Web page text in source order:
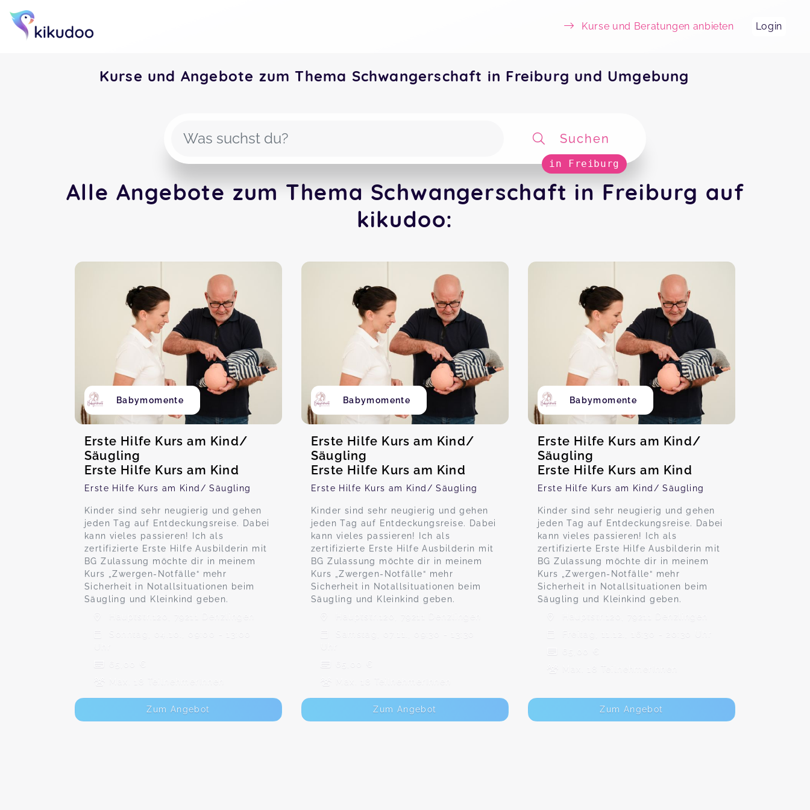
Kurse und Beratungen anbieten Login
Kurse und Angebote zum Thema Schwangerschaft in Freiburg und Umgebung
Suchen
in Freiburg
Alle Angebote zum Thema Schwangerschaft in Freiburg auf
kikudoo:
Babymomente
Erste Hilfe Kurs am Kind/
Säugling
Erste Hilfe Kurs am Kind
Erste Hilfe Kurs am Kind/ Säugling
Kinder sind sehr neugierig und gehen
jeden Tag auf Entdeckungsreise. Dabei
kann vieles passieren! Ich als
zertifizierte Erste Hilfe Ausbilderin mit
BG Zulassung möchte dir in meinem
Kurs „Zwergen-Notfälle“ mehr
Sicherheit in Notallsituationen beim
Säugling und Kleinkind geben.
Hauptstr.120, 79211 Denzlingen
Sonntag, 04.10., 09:00 - 13:00
65,00 €
Max. 18 TeilnehmerInnen
Zum Angebot
Babymomente
Erste Hilfe Kurs am Kind/
Säugling
Erste Hilfe Kurs am Kind
Erste Hilfe Kurs am Kind/ Säugling
Kinder sind sehr neugierig und gehen
jeden Tag auf Entdeckungsreise. Dabei
kann vieles passieren! Ich als
zertifizierte Erste Hilfe Ausbilderin mit
BG Zulassung möchte dir in meinem
Kurs „Zwergen-Notfälle“ mehr
Sicherheit in Notallsituationen beim
Säugling und Kleinkind geben.
Hauptstr.120, 79211 Denzlingen
Samstag, 07.11., 09:30 - 13:30
65,00 €
Max. 18 TeilnehmerInnen
Zum Angebot
Babymomente
Erste Hilfe Kurs am Kind/
Säugling
Erste Hilfe Kurs am Kind
Erste Hilfe Kurs am Kind/ Säugling
Kinder sind sehr neugierig und gehen
jeden Tag auf Entdeckungsreise. Dabei
kann vieles passieren! Ich als
zertifizierte Erste Hilfe Ausbilderin mit
BG Zulassung möchte dir in meinem
Kurs „Zwergen-Notfälle“ mehr
Sicherheit in Notallsituationen beim
Säugling und Kleinkind geben.
Hauptstr.120, 79211 Denzlingen
Freitag, 11.12., 16:30 - 20:30 Uhr
65,00 €
Max. 18 TeilnehmerInnen
Zum Angebot